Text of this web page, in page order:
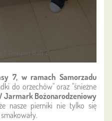
7, w ramach Samorzadu
do orzechów" oraz "śnieżne
Jarmark Bożonarodzeniowy
nasze pierniki nie tylko się